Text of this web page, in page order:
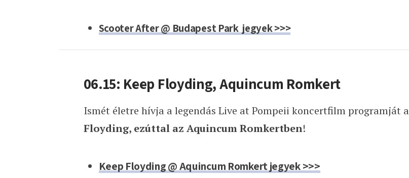
Scooter After @ Budapest Park jegyek >>>
06.15: Keep Floyding, Aquincum Romkert
Ismét életre hívja a legendás Live at Pompeii koncertfilm programját a
Floyding, ezúttal az Aquincum Romkertben!
Keep Floyding @ Aquincum Romkert jegyek >>>